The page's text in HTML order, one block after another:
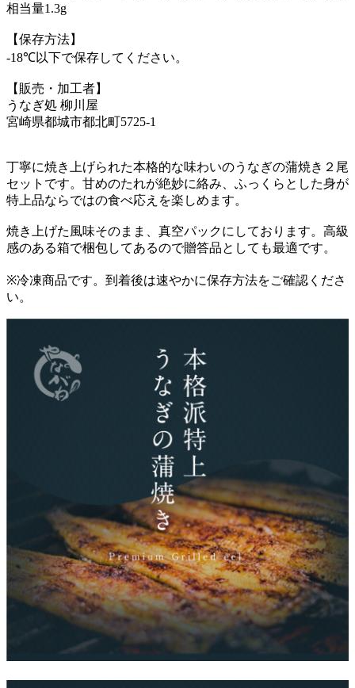
相当量1.3g
【保存方法】
-18℃以下で保存してください。
【販売・加工者】
うなぎ処 柳川屋
宮崎県都城市都北町5725-1
丁寧に焼き上げられた本格的な味わいのうなぎの蒲焼き２尾
セットです。甘めのたれが絶妙に絡み、ふっくらとした身が
特上品ならではの食べ応えを楽しめます。
焼き上げた風味そのまま、真空パックにしております。高級
感のある箱で梱包してあるので贈答品としても最適です。
※冷凍商品です。到着後は速やかに保存方法をご確認くださ
い。